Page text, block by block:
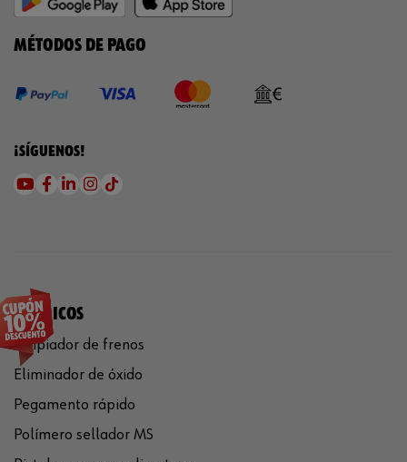
MÉTODOS DE PAGO
¡SÍGUENOS!
QUÍMICOS
Limpiador de frenos
Eliminador de óxido
Pegamento rápido
Polímero sellador MS